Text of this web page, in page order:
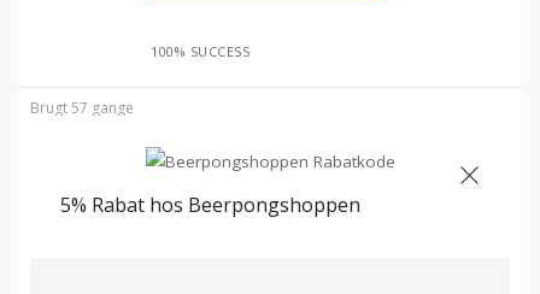
100% SUCCESS
Brugt 57 gange
5% Rabat hos Beerpongshoppen